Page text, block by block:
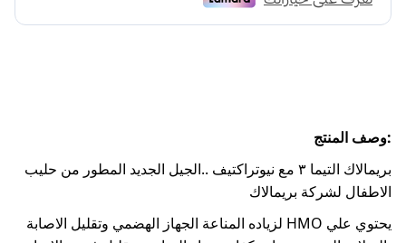
:وصف المنتج
بريمالاك التيما ٣ مع نيوتراكتيف ..الجيل الجديد المطور من حليب
الاطفال لشركة بريمالاك
يحتوي علي HMO لزياده المناعة الجهاز الهضمي وتقليل الاصابة